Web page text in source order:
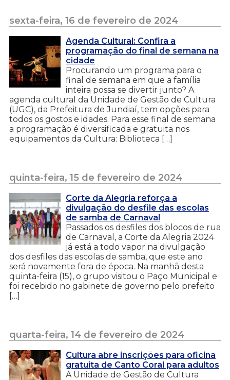
sexta-feira, 16 de fevereiro de 2024
Agenda Cultural: Confira a
programação do final de semana na
cidade
Procurando um programa para o
final de semana em que a família
inteira possa se divertir junto? A
agenda cultural da Unidade de Gestão de Cultura
(UGC), da Prefeitura de Jundiaí, tem opções para
todos os gostos e idades. Para esse final de semana
a programação é diversificada e gratuita nos
equipamentos da Cultura: Biblioteca […]
quinta-feira, 15 de fevereiro de 2024
Corte da Alegria reforça a
divulgação do desfile das escolas
de samba de Carnaval
Passados os desfiles dos blocos de rua
de Carnaval, a Corte da Alegria 2024
já está a todo vapor na divulgação
dos desfiles das escolas de samba, que este ano
será novamente fora de época. Na manhã desta
quinta-feira (15), o grupo visitou o Paço Municipal e
foi recebido no gabinete de governo pelo prefeito
[…]
quarta-feira, 14 de fevereiro de 2024
Cultura abre inscrições para oficina
gratuita de Canto Coral para adultos
A Unidade de Gestão de Cultura